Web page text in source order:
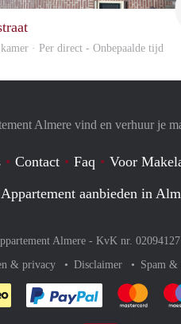
kamer · Per direct - Onbepaalde tijd
Almere vind en verhuur je
Contact Faq
Voor
aanbieden in
Almere - KvK nr.
& privacy
Disclaimer Spam &
Je rekent Je